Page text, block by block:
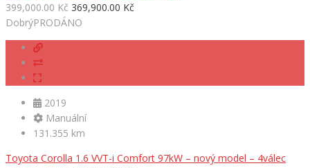
399,000.00 Kč 369,900.00 Kč
DobrýPRODÁNO
2019
Manuální
131.355 km
Toyota Corolla 1.6 VVT-i Comfort 97kW – nový model – 4válec